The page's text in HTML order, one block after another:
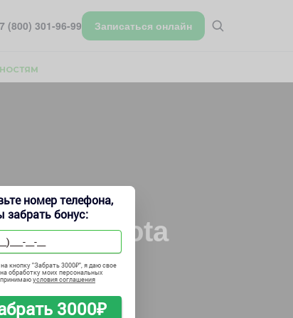
(800) 301-96-99 Записаться онлайн
в Toyota
номер телефона,
забрать бонус:
кнопку "Забрать 3000₽", я даю свое
обработку моих персональных
условия соглашения
3000₽